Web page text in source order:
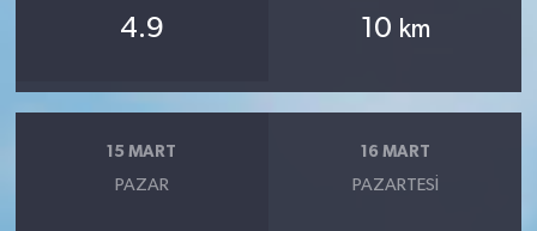
4.9 10 km
15 MART
PAZAR
16 MART
PAZARTESI